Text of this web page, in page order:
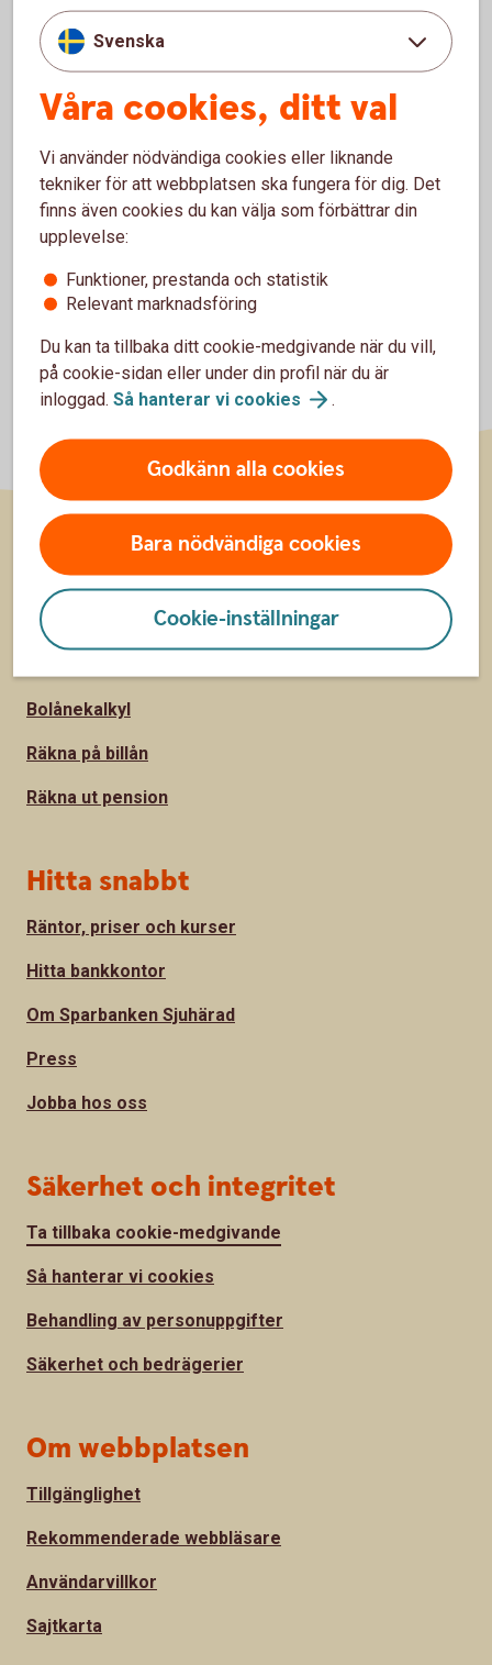
får du ett nytt meddelande vid varje tröskelvärde om 10
procent.
Saknas anskaffningsvärde används marknadsvärdet från
den 31 december 2017 eller ett senare marknadsvärde. Att
anskaffningsvärdet saknas kan bero på att innehavet
flyttats från en depå i annan bank.
Du kan själv ändra ditt anskaffningsvärde i internetbanken.
Svenska
Våra cookies, ditt val
Vi använder nödvändiga cookies eller liknande
tekniker för att webbplatsen ska fungera för dig. Det
finns även cookies du kan välja som förbättrar din
upplevelse:
Funktioner, prestanda och statistik
Relevant marknadsföring
Du kan ta tillbaka ditt cookie-medgivande när du vill,
på cookie-sidan eller under din profil när du är
inloggad. Så hanterar vi cookies .
Godkänn alla cookies
Bara nödvändiga cookies
Cookie-inställningar
Sidfot
Räkna
Räkna på ränta på ränta
Bolånekalkyl
Räkna på billån
Räkna ut pension
Hitta snabbt
Räntor, priser och kurser
Hitta bankkontor
Om Sparbanken Sjuhärad
Press
Jobba hos oss
Säkerhet och integritet
Ta tillbaka cookie-medgivande
Så hanterar vi cookies
Behandling av personuppgifter
Säkerhet och bedrägerier
Om webbplatsen
Tillgänglighet
Rekommenderade webbläsare
Användarvillkor
Sajtkarta